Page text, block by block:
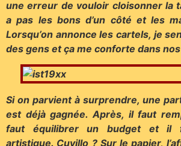
une erreur de vouloir cloisonner la
a pas les bons d’un côté et les
Lorsqu’on annonce les cartels, je
des gens et ça me conforte dans
Si on parvient à surprendre, une
est déjà gagnée. Après, il faut
faut équilibrer un budget et il
artistique. Cuvillo ? Sur le papier,